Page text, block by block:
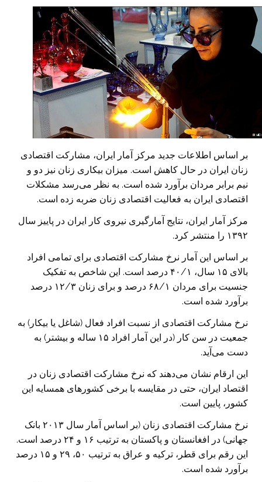
بر اساس اطلاعات جدید مرکز آمار ایران، مشارکت اقتصادی
زنان ایران در حال کاهش است. میزان بیکاری زنان نیز دو و
نیم برابر مردان برآورد شده است. به نظر می‌رسد مشکلات
اقتصادی ایران به فعالیت اقتصادی زنان ضربه زده است.
مرکز آمار ایران، نتایج آمارگیری نیروی کار ایران در پاییز سال
۱۳۹۲ را منتشر کرد.
بر اساس این آمار نرخ مشارکت اقتصادی برای تمامی افراد
بالای ۱۵ سال، ۴۰/۱ درصد است. این شاخص به تفکیک
جنسیت برای مردان ۶۸/۱ درصد و برای زنان ۱۲/۳ درصد
برآورد شده است.
نرخ مشارکت اقتصادی از نسبت افراد فعال (شاغل یا بیکار) به
جمعیت در سن کار (در این آمار افراد ۱۵ ساله و بیشتر) به
دست می‌آید.
این ارقام نشان می‌دهند که نرخ مشارکت اقتصادی زنان در
اقتصاد ایران، حتی در مقایسه با برخی کشورهای همسایه این
کشور، پایین است.
نرخ مشارکت اقتصادی زنان (بر اساس آمار سال ۲۰۱۳ بانک
جهانی) در افغانستان و پاکستان به ترتیب ۱۶ و ۲۴ درصد است.
این رقم برای قطر، ترکیه و عراق به ترتیب ۵۰، ۲۹ و ۱۵ درصد
برآورد شده است.